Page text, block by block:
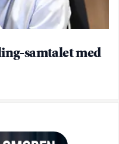
samtalet med